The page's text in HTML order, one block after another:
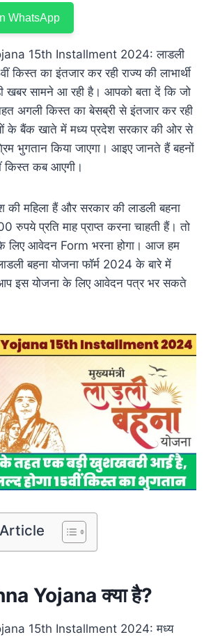
WhatsApp
15th Installment 2024: लाडली
किस्त का इंतजार कर रही राज्य की लाभार्थी
खबर सामने आ रही है। आपको बता दें कि जो
अगली किस्त का बेसब्री से इंतजार कर रही
के बैंक खाते में मध्य प्रदेश सरकार की ओर से
भुगतान किया जाएगा। आइए जानते हैं बहनों
किस्त कब आएगी।
महिला हैं और सरकार की लाडली बहना
रुपये प्रति माह प्राप्त करना चाहती हैं। तो
लिए आवेदन Form भरना होगा। आज हम
बहना योजना फॉर्म 2024 के बारे में
इस योजना के लिए आवेदन पत्र भर सकते
Yojana क्या है?
15th Installment 2024: मध्य